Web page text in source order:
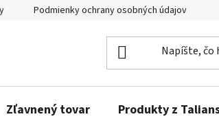
Podmienky ochrany osobných údajov
Zľavnený tovar Produkty z